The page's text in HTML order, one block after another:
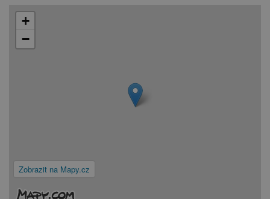
Zobrazit na Mapy.cz
+
−